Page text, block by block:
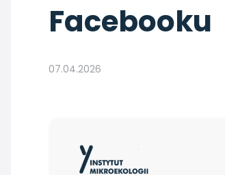
Facebooku
07.04.2026